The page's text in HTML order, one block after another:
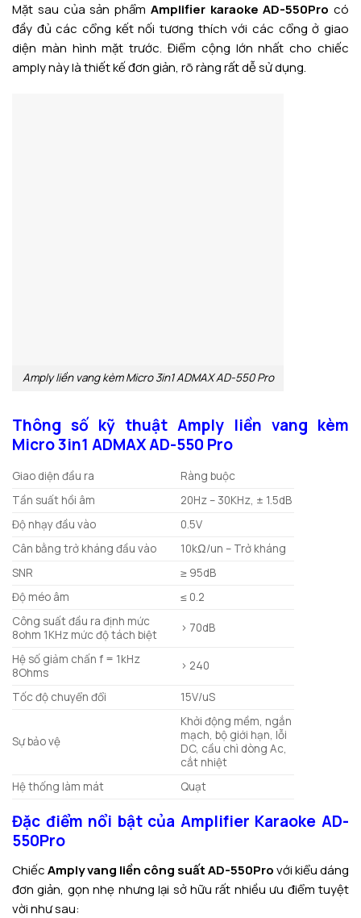
Mặt sau của sản phẩm Amplifier karaoke AD-550Pro có
đầy đủ các cổng kết nối tương thích với các cổng ở giao
diện màn hình mặt trước. Điểm cộng lớn nhất cho chiếc
amply này là thiết kế đơn giản, rõ ràng rất dễ sử dụng.
Amply liền vang kèm Micro 3in1 ADMAX AD-550 Pro
Thông số kỹ thuật Amply liền vang kèm
Micro 3in1 ADMAX AD-550 Pro
Giao diện đầu ra
Ràng buộc
Tần suất hồi âm
20Hz – 30KHz, ± 1.5dB
Độ nhạy đầu vào
0.5V
Cân bằng trở kháng đầu vào
10kΩ/un – Trở kháng
SNR
≥ 95dB
Độ méo âm
≤ 0.2
Công suất đầu ra định mức
8ohm 1KHz mức độ tách biệt
> 70dB
Hệ số giảm chấn f = 1kHz
8Ohms
> 240
Tốc độ chuyển đổi 15V/uS
Sự bảo vệ
Khởi động mềm, ngắn
mạch, bộ giới hạn, lỗi
DC, cầu chì dòng Ac,
cắt nhiệt
Hệ thống làm mát
Quạt
Đặc điểm nổi bật của Amplifier Karaoke AD-
550Pro
ChiếcAmply vang liền công suất AD-550Provới kiểu dáng
đơn giản, gọn nhẹ nhưng lại sở hữu rất nhiều ưu điểm tuyệt
vời như sau: